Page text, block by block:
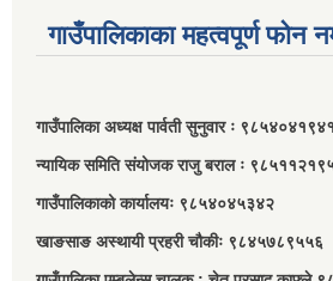
गाउँपालिकाका महत्वपूर्ण फोन
गाउँपालिका अध्यक्ष पार्वती सुनुवार ः ९८५४०४१९४१
न्यायिक समिति संयोजक राजु बराल ः
गाउँपालिकाको कार्यालयः ९८५४०४५३४२
खाङसाङ अस्थायी प्रहरी चौकीः ९८४५७८९५५६